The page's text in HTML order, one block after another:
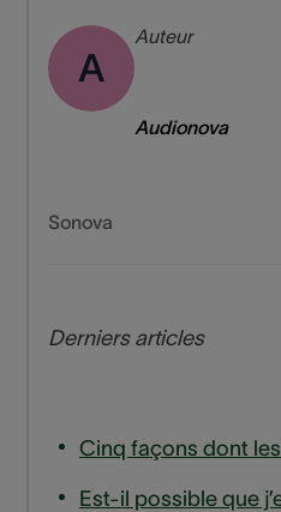
A
Auteur
Audionova
Sonova
Derniers articles